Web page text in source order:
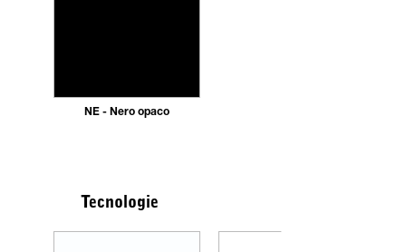
NE - Nero opaco
Tecnologie